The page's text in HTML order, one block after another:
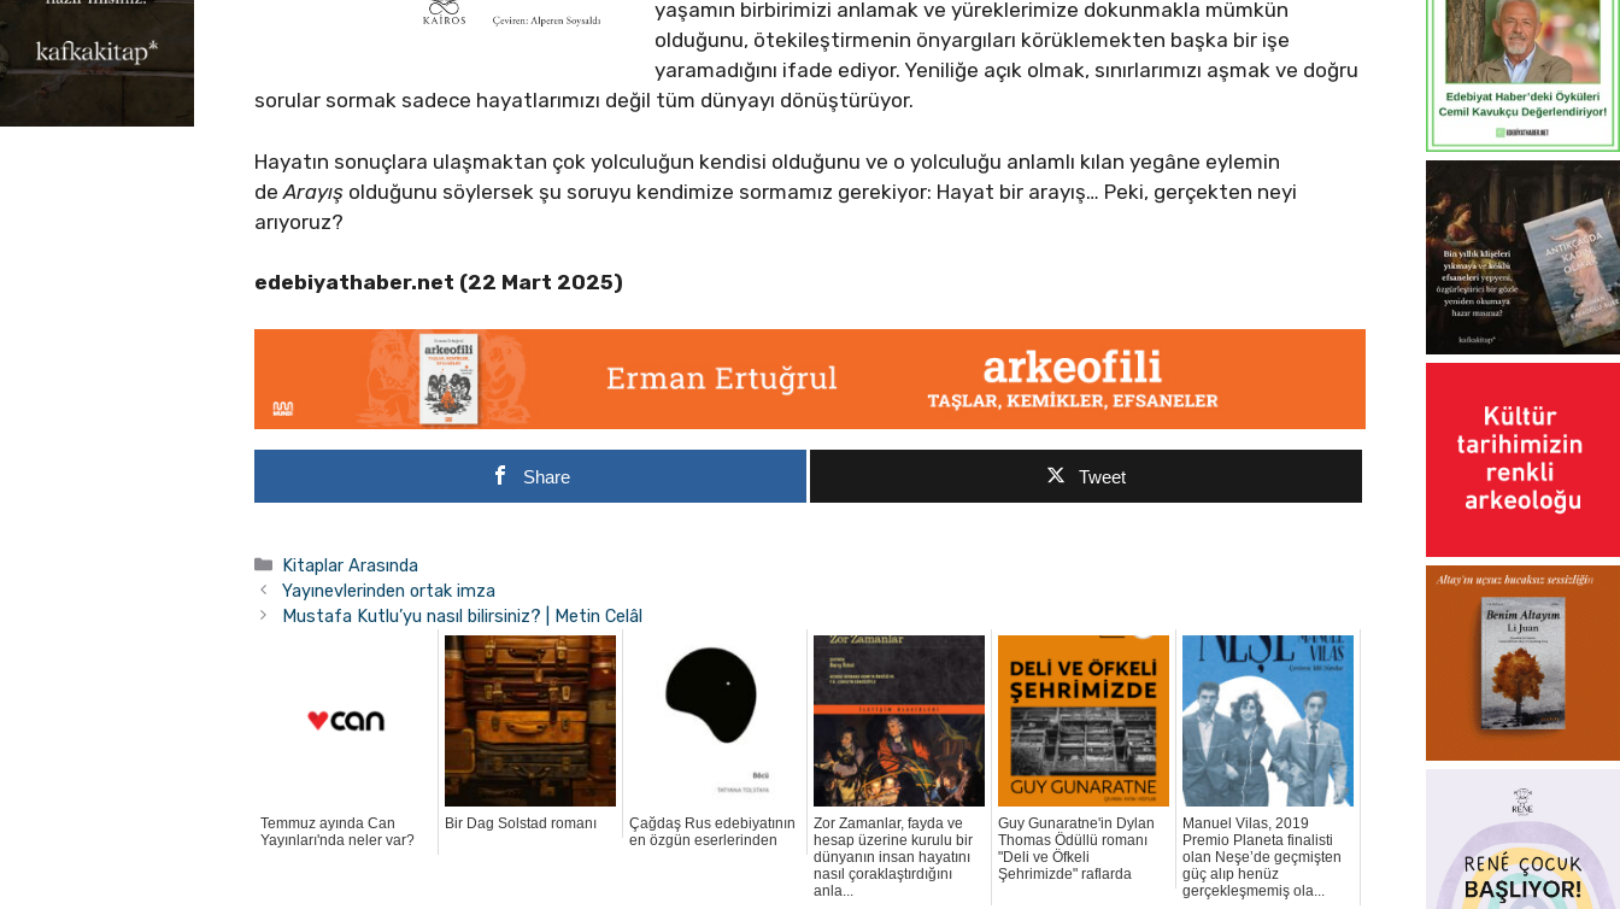
yaşamın birbirimizi anlamak ve yüreklerimize dokunmakla mümkün
olduğunu, ötekileştirmenin önyargıları körüklemekten başka bir işe
yaramadığını ifade ediyor. Yeniliğe açık olmak, sınırlarımızı aşmak ve doğru
sorular sormak sadece hayatlarımızı değil tüm dünyayı dönüştürüyor.
Hayatın sonuçlara ulaşmaktan çok yolculuğun kendisi olduğunu ve o yolculuğu anlamlı kılan yegâne eylemin
deArayış olduğunu söylersek şu soruyu kendimize sormamız gerekiyor: Hayat bir arayış… Peki, gerçekten neyi
arıyoruz?
edebiyathaber.net (22 Mart 2025)
Share Tweet
Kategoriler
Kitaplar Arasında
Yayınevlerinden ortak imza
Mustafa Kutlu’yu nasıl bilirsiniz? | Metin Celâl
Temmuz ayında Can
Yayınları'nda neler var?
Bir Dag Solstad romanı
Çağdaş Rus edebiyatının
en özgün eserlerinden
Zor Zamanlar, fayda ve
hesap üzerine kurulu bir
dünyanın insan hayatını
nasıl çoraklaştırdığını
anla...
Guy Gunaratne'in Dylan
Thomas Ödüllü romanı
"Deli ve Öfkeli
Şehrimizde" raflarda
Manuel Vilas, 2019
Premio Planeta finalisti
olan Neşe’de geçmişten
güç alıp henüz
gerçekleşmemiş ola...